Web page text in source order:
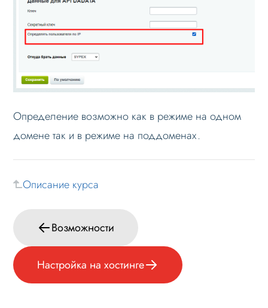
Определение возможно как в режиме на одном
домене так и в режиме на поддоменах.
Описание курса
Возможности
Настройка на хостинге